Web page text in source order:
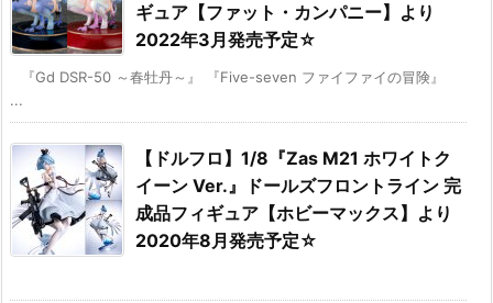
ギュア【ファット・カンパニー】より
2022年3月発売予定☆
『Gd DSR-50 ～春牡丹～』 『Five-seven ファイファイの冒険』
...
【ドルフロ】1/8『Zas M21 ホワイトク
イーン Ver.』ドールズフロントライン 完
成品フィギュア【ホビーマックス】より
2020年8月発売予定☆